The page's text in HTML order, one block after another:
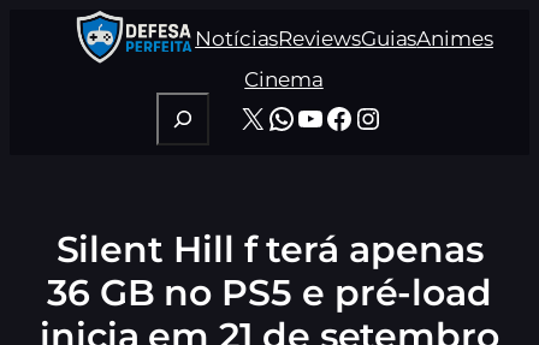
NotíciasReviewsGuiasAnimes
Cinema
Pesquisar
X WhatsApp
Youtube
Facebook
Instagram
Silent Hill f terá apenas
36 GB no PS5 e pré-load
inicia em 21 de setembro